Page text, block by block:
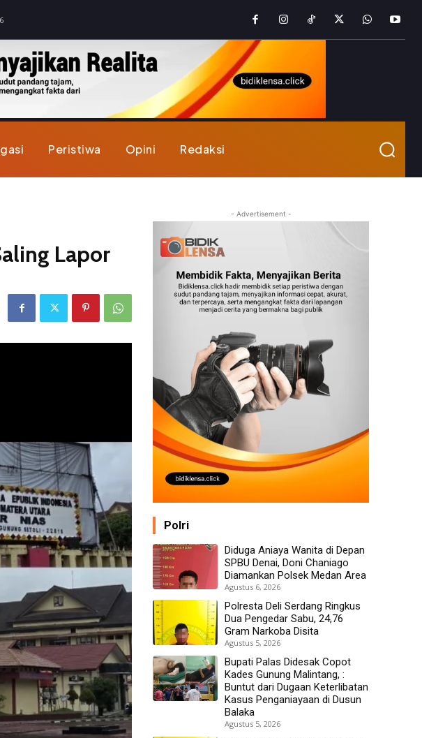
Peristiwa Opini Redaksi
Lapor
- Advertisement -
Polri
Diduga Aniaya Wanita di Depan
SPBU Denai, Doni Chaniago
Diamankan Polsek Medan Area
Agustus 6, 2026
Polresta Deli Serdang Ringkus
Dua Pengedar Sabu, 24,76
Gram Narkoba Disita
Agustus 5, 2026
Bupati Palas Didesak Copot
Kades Gunung Malintang, :
Buntut dari Dugaan Keterlibatan
Kasus Penganiayaan di Dusun
Balaka
Agustus 5, 2026